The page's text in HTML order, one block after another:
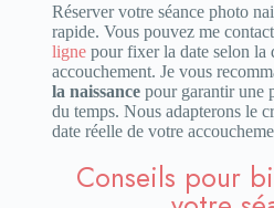
Réserver votre séance photo
rapide. Vous pouvez me
lignepour fixer la date selon la
accouchement. Je vous
la naissancepour garantir une
du temps. Nous adapterons le
date réelle de votre
Conseils pour